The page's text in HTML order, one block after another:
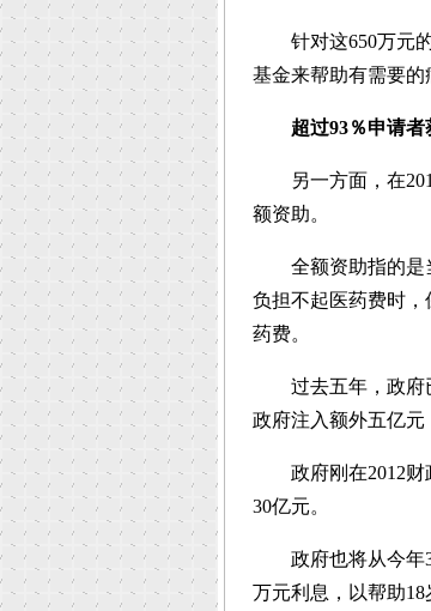
针对这650万元的
基金来帮助有需要
超过93％申请者
另一方面，在
额资助。
全额资助指的是当
负担不起医药费时，
药费。
过去五年，政府已
政府注入额外五亿元
政府刚在2012财
30亿元。
政府也将从今年3
万元利息，以帮助18